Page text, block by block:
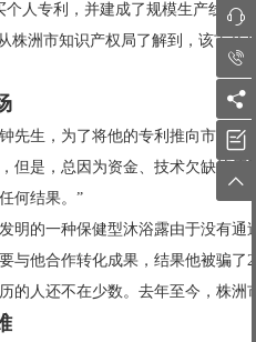
个人专利，并建成了规模生产线，
株洲市知识产权局了解到，该市
先生，为了将他的专利推向市场
但是，总因为资金、技术欠缺等
何结果。”
明的一种保健型沐浴露由于没有
与他合作转化成果，结果他被骗了
的人还不在少数。去年至今，株洲




